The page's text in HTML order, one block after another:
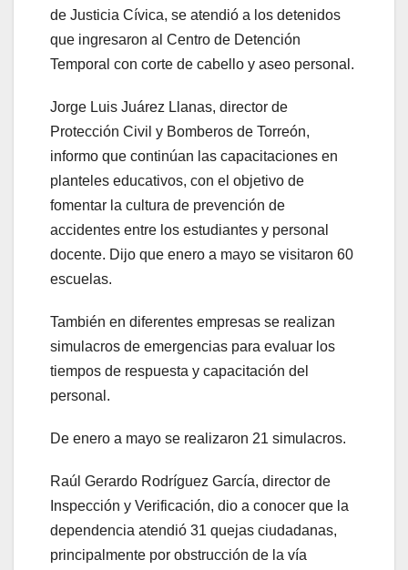
de Justicia Cívica, se atendió a los detenidos
que ingresaron al Centro de Detención
Temporal con corte de cabello y aseo personal.
Jorge Luis Juárez Llanas, director de
Protección Civil y Bomberos de Torreón,
informo que continúan las capacitaciones en
planteles educativos, con el objetivo de
fomentar la cultura de prevención de
accidentes entre los estudiantes y personal
docente. Dijo que enero a mayo se visitaron 60
escuelas.
También en diferentes empresas se realizan
simulacros de emergencias para evaluar los
tiempos de respuesta y capacitación del
personal.
De enero a mayo se realizaron 21 simulacros.
Raúl Gerardo Rodríguez García, director de
Inspección y Verificación, dio a conocer que la
dependencia atendió 31 quejas ciudadanas,
principalmente por obstrucción de la vía